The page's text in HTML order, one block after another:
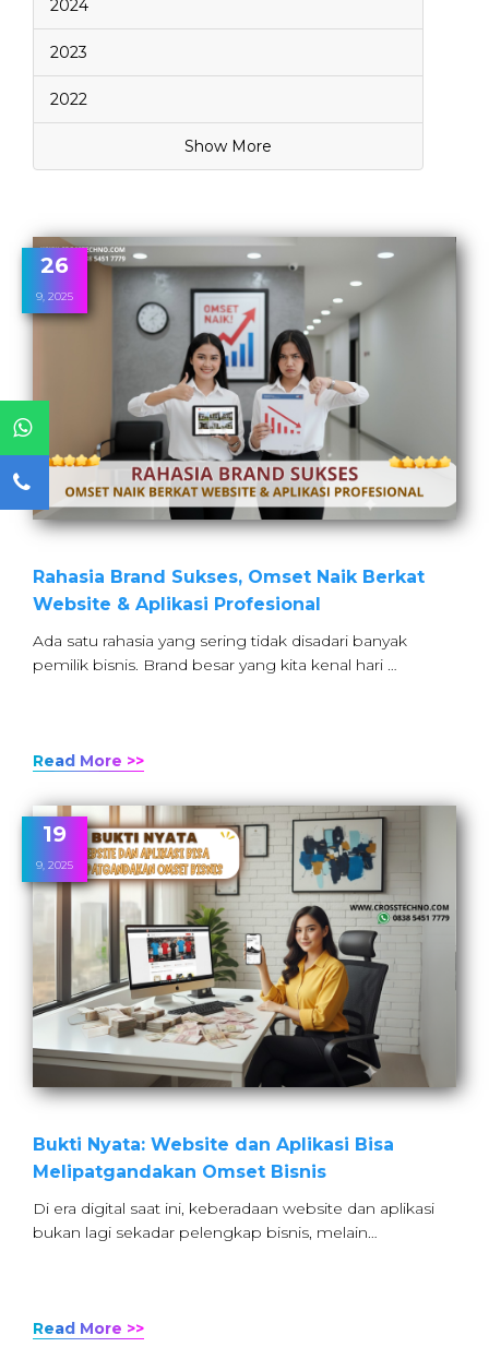
2024
2023
2022
Show More
26
9, 2025
Rahasia Brand Sukses, Omset Naik Berkat
Website & Aplikasi Profesional
Ada satu rahasia yang sering tidak disadari banyak
pemilik bisnis. Brand besar yang kita kenal hari …
Read More >>
19
9, 2025
Bukti Nyata: Website dan Aplikasi Bisa
Melipatgandakan Omset Bisnis
Di era digital saat ini, keberadaan website dan aplikasi
bukan lagi sekadar pelengkap bisnis, melain…
Read More >>